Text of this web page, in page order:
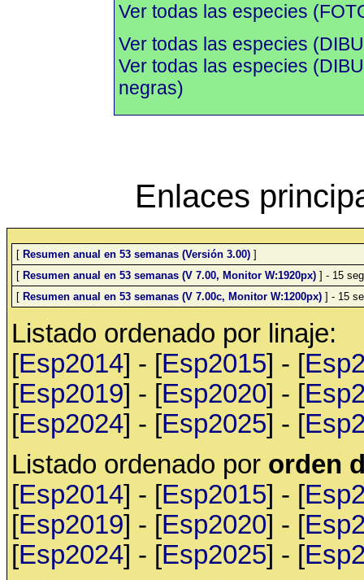
Ver todas las especies
Ver todas las especies
Ver todas las especies
negras)
Enlaces
[ Resumen anual en 53 semanas (Versión 3.00) ]
[ Resumen anual en 53 semanas (V 7.00, Monitor W:1920px) ] - 15
[ Resumen anual en 53 semanas (V 7.00c, Monitor W:1200px) ] - 15
Listado ordenado por linaje:
[Esp2014] - [Esp2015] - [
[Esp2019] - [Esp2020] - [
[Esp2024] - [Esp2025] - [
Listado ordenado por orden
[Esp2014] - [Esp2015] - [
[Esp2019] - [Esp2020] - [
[Esp2024] - [Esp2025] - [